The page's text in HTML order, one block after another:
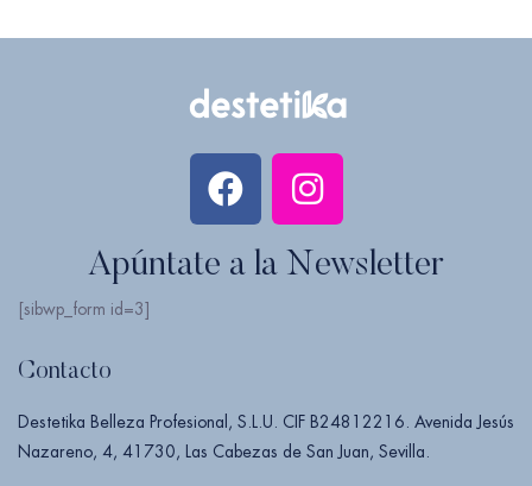
Apúntate a la Newsletter
[sibwp_form id=3]
Contacto
Destetika Belleza Profesional, S.L.U. CIF B24812216. Avenida Jesús
Nazareno, 4, 41730, Las Cabezas de San Juan, Sevilla.